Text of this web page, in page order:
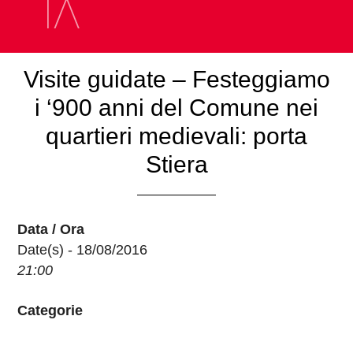
Visite guidate – Festeggiamo
i ‘900 anni del Comune nei
quartieri medievali: porta
Stiera
Data / Ora
Date(s) - 18/08/2016
21:00
Categorie